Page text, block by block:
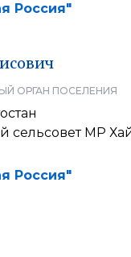
Россия"
ОРГАН ПОСЕЛЕНИЯ
сельсовет МР
Россия"